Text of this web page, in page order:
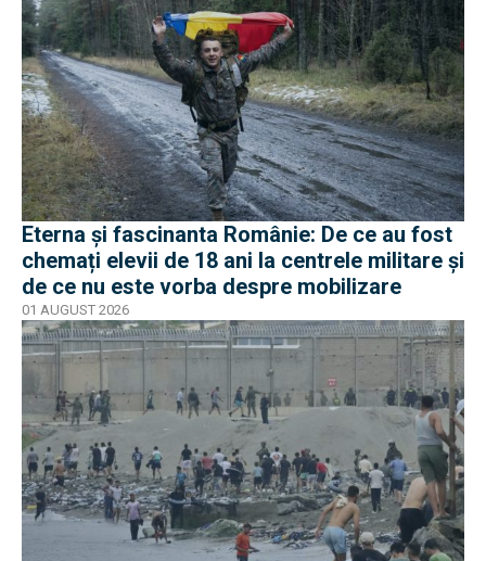
Eterna și fascinanta Românie: De ce au fost
chemați elevii de 18 ani la centrele militare și
de ce nu este vorba despre mobilizare
01 AUGUST 2026